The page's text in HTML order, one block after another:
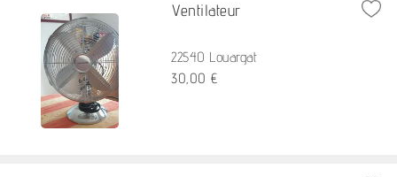
Ventilateur
22540 Louargat
30,00 €